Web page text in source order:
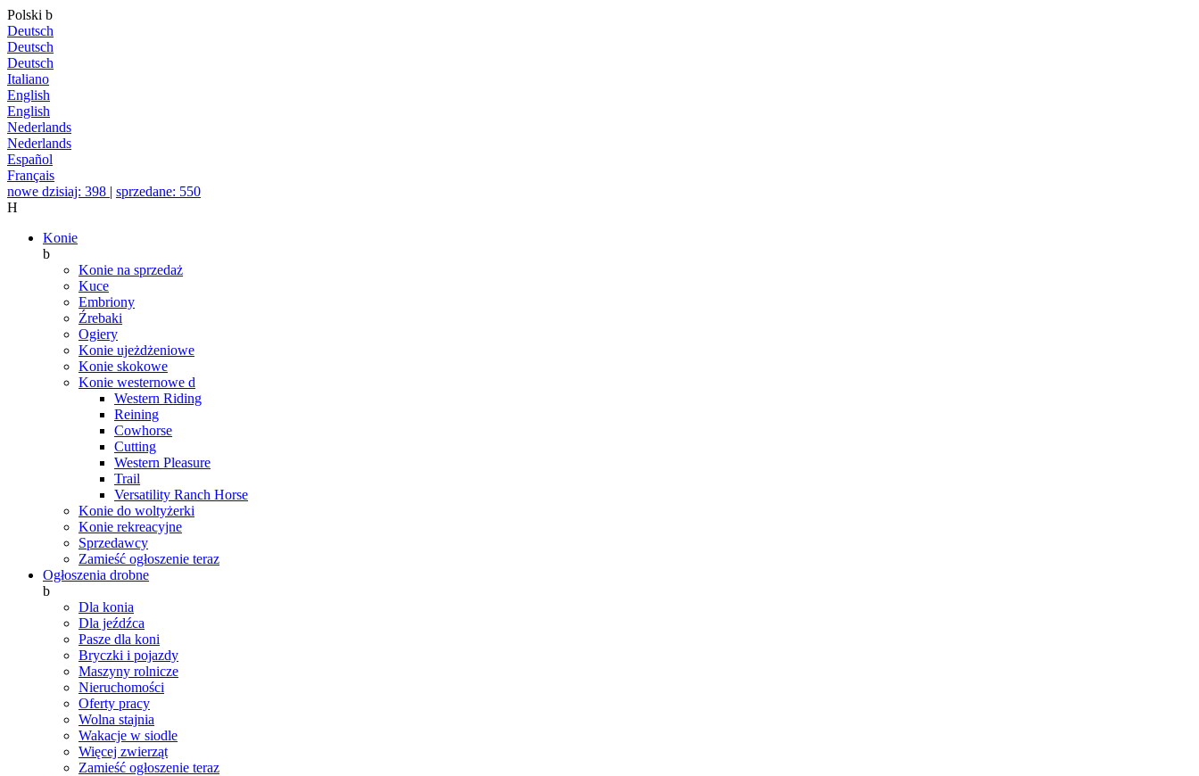
Polski b
Deutsch
Deutsch
Deutsch
Italiano
English
English
Nederlands
Nederlands
Español
Français
nowe dzisiaj: 398 | sprzedane: 550
H
Konie
b
Konie na sprzedaż
Kuce
Embriony
Źrebaki
Ogiery
Konie ujeżdżeniowe
Konie skokowe
Konie westernowe d
Western Riding
Reining
Cowhorse
Cutting
Western Pleasure
Trail
Versatility Ranch Horse
Konie do woltyżerki
Konie rekreacyjne
Sprzedawcy
Zamieść ogłoszenie teraz
Ogłoszenia drobne
b
Dla konia
Dla jeźdźca
Pasze dla koni
Bryczki i pojazdy
Maszyny rolnicze
Nieruchomości
Oferty pracy
Wolna stajnia
Wakacje w siodle
Więcej zwierząt
Zamieść ogłoszenie teraz